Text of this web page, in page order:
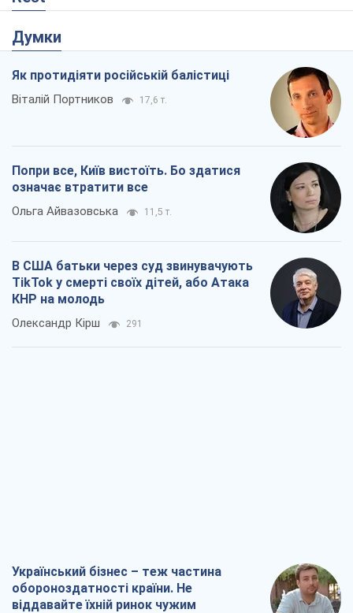
Думки
Як протидіяти російській балістиці
Віталій Портников 17,6 т.
Попри все, Київ вистоїть. Бо здатися
означає втратити все
Ольга Айвазовська 11,5 т.
В США батьки через суд звинувачують
TikTok у смерті своїх дітей, або Атака
КНР на молодь
Олександр Кірш 291
Український бізнес – теж частина
обороноздатності країни. Не
віддавайте їхній ринок чужим